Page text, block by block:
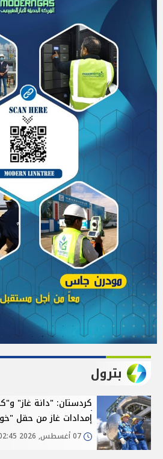
بترول
كردستان: "دانة غاز"
إمدادات غاز من حقل